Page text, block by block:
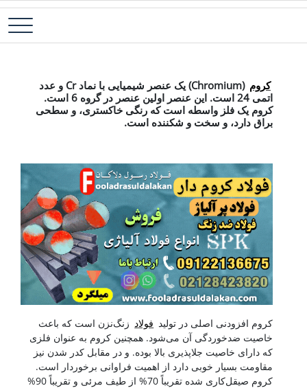
پرش فولاد آلیاژی-میلگرد آلیاژی-تسمه آلیاژی-ورق آلیاژی-لوله آلیاژی-نبشی
کروم
(Chromium) یک عنصر شیمیایی با نماد Cr و عدد
اتمی 24 است. این عنصر اولین عنصر در گروه 6 است.
کروم یک فلز واسطه است که رنگی خاکستری، و سطحی
براق دارد، و سخت و شکننده است.
کروم افزودنی اصلی در تولید فولاد زنگ‌نزن است که باعث
خاصیت ضدخوردگی آن می‌شود. همچنین کروم به عنوان فلزی
که دارای خاصیت جلاپذیری بالا بوده. و در مقابل کدر شدن نیز
مقاومت بسیار خوبی دارد از اهمیت فراوانی برخوردار است.
کروم صیقل‌کاری شده تقریباً 70% از طیف مرئی و تقریباً 90%